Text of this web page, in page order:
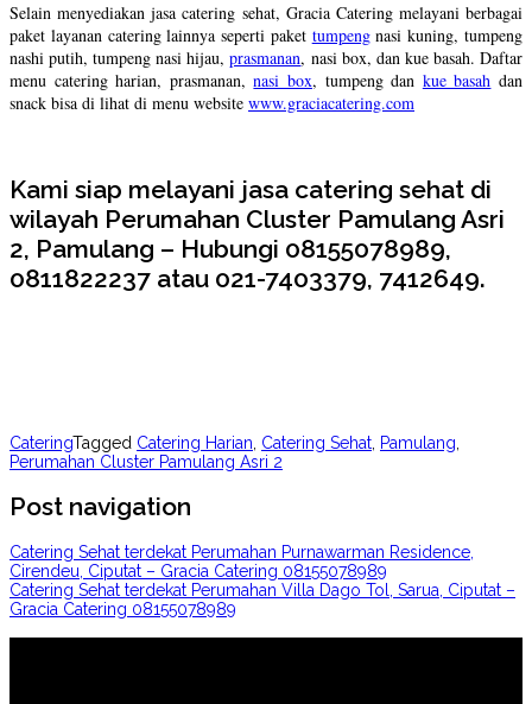
Selain menyediakan jasa catering sehat, Gracia Catering melayani berbagai
paket layanan catering lainnya seperti paket tumpengnasi kuning, tumpeng
nashi putih, tumpeng nasi hijau,prasmanan, nasi box, dan kue basah. Daftar
menu catering harian, prasmanan,nasi box, tumpeng dan kue basah dan
snack bisa di lihat di menu website www.graciacatering.com
Kami siap melayani jasa catering sehat di
wilayah Perumahan Cluster Pamulang Asri
2, Pamulang – Hubungi 08155078989,
0811822237 atau 021-7403379, 7412649.
CateringTagged Catering Harian Catering Sehat Pamulang
Perumahan Cluster Pamulang Asri 2
Post navigation
Catering Sehat terdekat Perumahan Purnawarman Residence,
Cirendeu, Ciputat – Gracia Catering 08155078989
Catering Sehat terdekat Perumahan Villa Dago Tol, Sarua, Ciputat –
Gracia Catering 08155078989